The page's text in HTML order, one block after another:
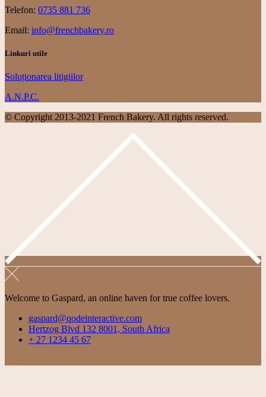
Telefon: 0735 881 736
Email: info@frenchbakery.ro
Linkuri utile
Soluționarea litigiilor
A.N.P.C.
© Copyright 2013-2021 French Bakery. All rights reserved.
Welcome to Gaspard, an online haven for true coffee lovers.
gaspard@qodeinteractive.com
Hertzog Blvd 132 8001, South Africa
+ 27 1234 45 67